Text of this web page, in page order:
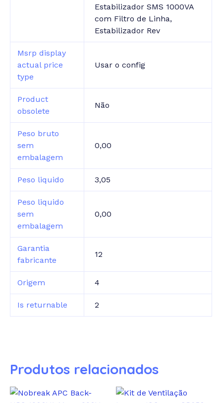
Estabilizador SMS 1000VA
com Filtro de Linha,
Estabilizador Rev
Msrp display
actual price
type
Usar o config
Product
obsolete
Não
Peso bruto
sem
embalagem
0,00
Peso liquido 3,05
Peso liquido
sem
embalagem
0,00
Garantia
fabricante
12
Origem 4
Is returnable 2
Produtos relacionados